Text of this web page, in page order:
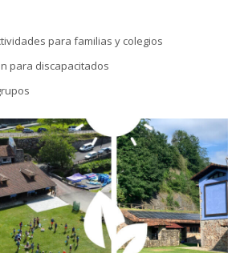
para familias y colegios
para discapacitados